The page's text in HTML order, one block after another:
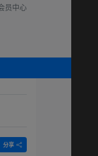
员中心
分享